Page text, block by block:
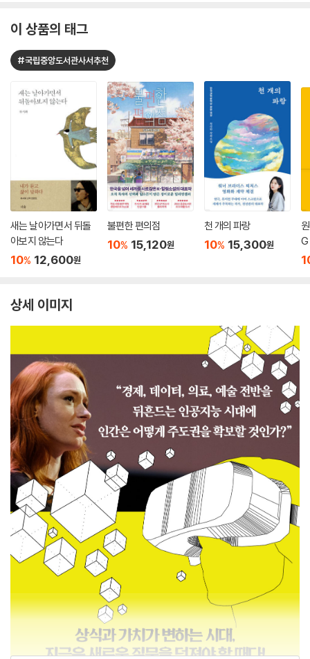
이 상품의 태그
#국립중앙도서관사서추천
새는 날아가면서 뒤돌
아보지 않는다
10% 12,600원
불편한 편의점
10% 15,120원
천 개의 파랑
10% 15,300원
G
상세 이미지